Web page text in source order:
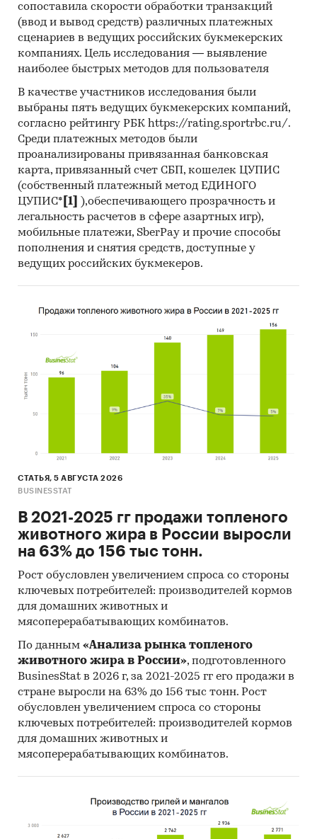
сопоставила скорости обработки транзакций
(ввод и вывод средств) различных платежных
сценариев в ведущих российских букмекерских
компаниях. Цель исследования — выявление
наиболее быстрых методов для пользователя
В качестве участников исследования были
выбраны пять ведущих букмекерских компаний,
согласно рейтингу РБК https://rating.sportrbc.ru/.
Среди платежных методов были
проанализированы привязанная банковская
карта, привязанный счет СБП, кошелек ЦУПИС
(собственный платежный метод ЕДИНОГО
ЦУПИС* [1]
),обеспечивающего прозрачность и
легальность расчетов в сфере азартных игр),
мобильные платежи, SberPay и прочие способы
пополнения и снятия средств, доступные у
ведущих российских букмекеров.
СТАТЬЯ, 5 АВГУСТА 2026
BUSINESSTAT
В 2021-2025 гг продажи топленого
животного жира в России выросли
на 63% до 156 тыс тонн.
Рост обусловлен увеличением спроса со стороны
ключевых потребителей: производителей кормов
для домашних животных и
мясоперерабатывающих комбинатов.
По данным «Анализа рынка топленого
животного жира в России», подготовленного
BusinesStat в 2026 г, за 2021-2025 гг его продажи в
стране выросли на 63% до 156 тыс тонн. Рост
обусловлен увеличением спроса со стороны
ключевых потребителей: производителей кормов
для домашних животных и
мясоперерабатывающих комбинатов.